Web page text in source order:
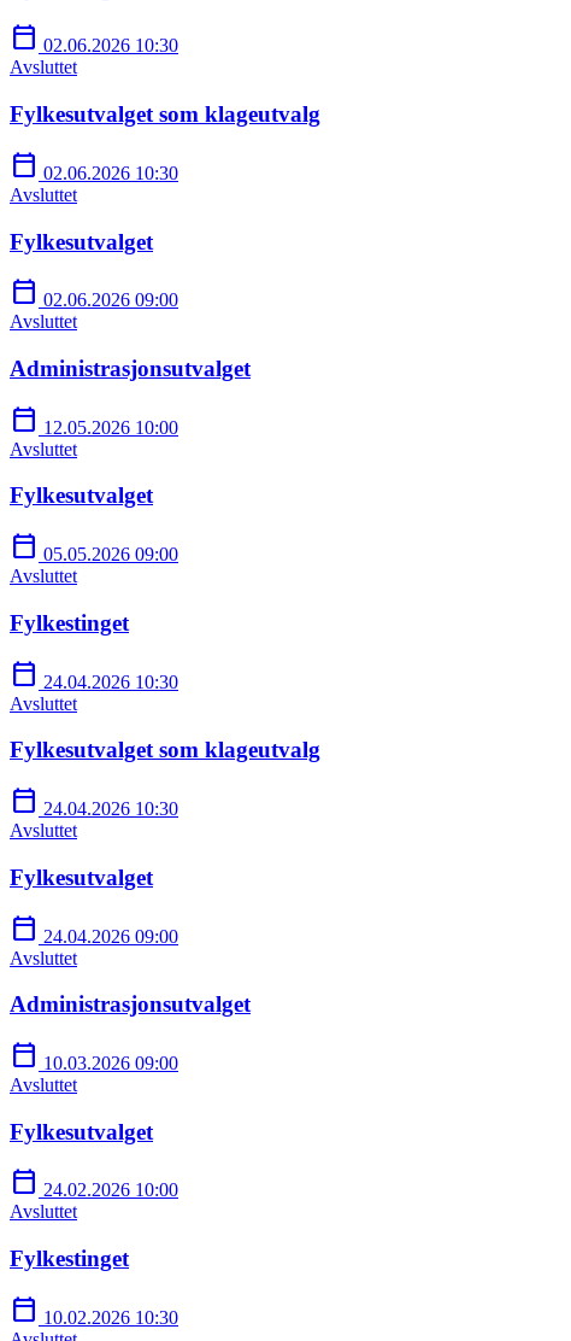
calendar_today 02.06.2026 10:30
Avsluttet
Fylkesutvalget som klageutvalg
calendar_today 02.06.2026 10:30
Avsluttet
Fylkesutvalget
calendar_today 02.06.2026 09:00
Avsluttet
Administrasjonsutvalget
calendar_today 12.05.2026 10:00
Avsluttet
Fylkesutvalget
calendar_today 05.05.2026 09:00
Avsluttet
Fylkestinget
calendar_today 24.04.2026 10:30
Avsluttet
Fylkesutvalget som klageutvalg
calendar_today 24.04.2026 10:30
Avsluttet
Fylkesutvalget
calendar_today 24.04.2026 09:00
Avsluttet
Administrasjonsutvalget
calendar_today 10.03.2026 09:00
Avsluttet
Fylkesutvalget
calendar_today 24.02.2026 10:00
Avsluttet
Fylkestinget
calendar_today 10.02.2026 10:30